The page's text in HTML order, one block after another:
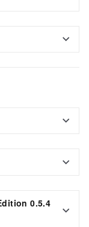
0.5.4